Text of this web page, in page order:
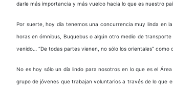
darle más importancia y más vuelco hacia lo que es nuestro
Por suerte, hoy día tenemos una concurrencia muy linda en
horas en ómnibus, Buquebus o algún otro medio de
venido… “De todas partes vienen, no sólo los orientales”
No es hoy sólo un día lindo para nosotros en lo que es el
grupo de jóvenes que trabajan voluntarios a través de lo que